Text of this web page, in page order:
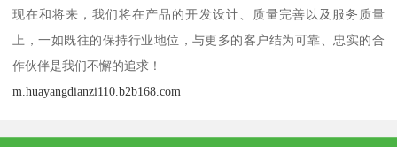
现在和将来，我们将在产品的开发设计、质量完善以及服务质量
上，一如既往的保持行业地位，与更多的客户结为可靠、忠实的合
作伙伴是我们不懈的追求！
m.huayangdianzi110.b2b168.com